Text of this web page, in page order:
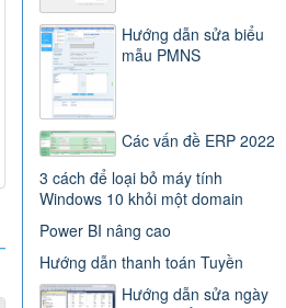
Hướng dẫn sửa biểu
mẫu PMNS
Các vấn đề ERP 2022
3 cách để loại bỏ máy tính
Windows 10 khỏi một domain
Power BI nâng cao
Hướng dẫn thanh toán Tuyền
Hướng dẫn sửa ngày